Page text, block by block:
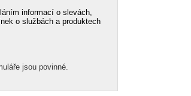
informací o slevách,
o službách a produktech
jsou povinné.